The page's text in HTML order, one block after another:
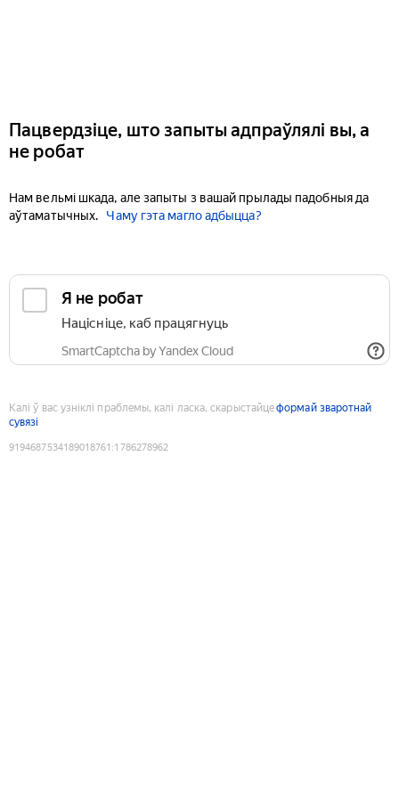
Пацвердзіце, што запыты адпраўлялі вы, а
не робат
Нам вельмі шкада, але запыты з вашай прылады падобныя да
аўтаматычных.
Чаму гэта магло адбыцца?
Я не робат
Націсніце, каб працягнуць
SmartCaptcha by Yandex Cloud
Калі ў вас узніклі праблемы, калі ласка, скарыстайцеформай зваротнай
сувязі
9194687534189018761 :1786278962